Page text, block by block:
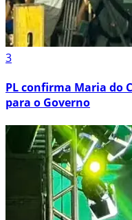
3
PL confirma Maria do
para o Governo